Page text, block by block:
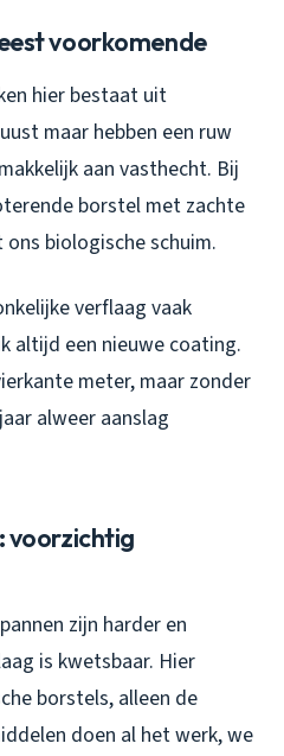
voorkomende
hier bestaat uit
maar hebben een ruw
aan vasthecht. Bij
borstel met zachte
biologische schuim.
verflaag vaak
altijd een nieuwe coating.
meter, maar zonder
alweer aanslag
voorzichtig
zijn harder en
is kwetsbaar. Hier
borstels, alleen de
doen al het werk, we